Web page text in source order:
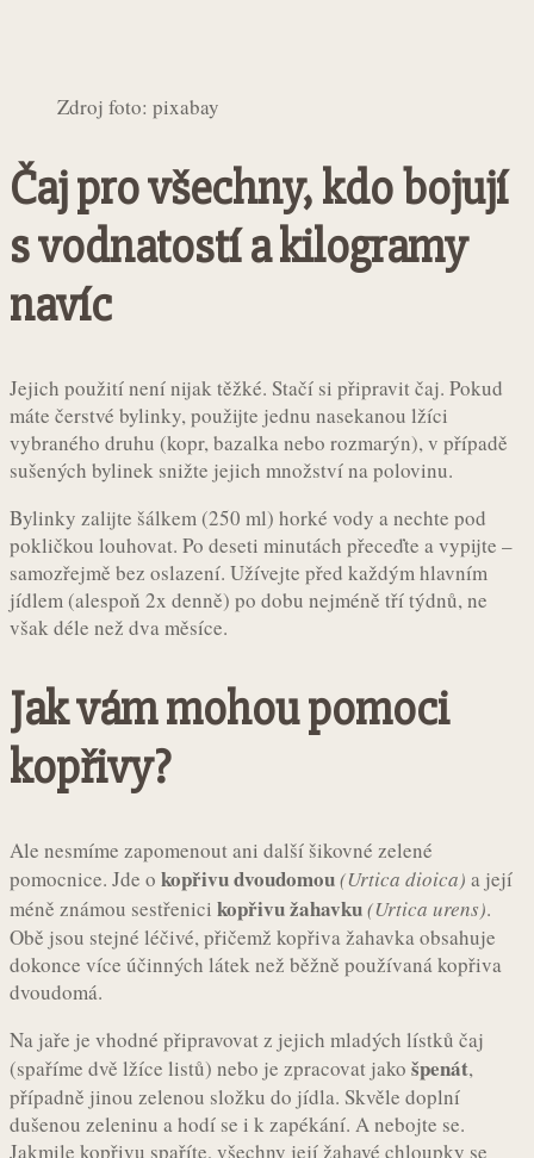
Zdroj foto: pixabay
Čaj pro všechny, kdo bojují
s vodnatostí a kilogramy
navíc
Jejich použití není nijak těžké. Stačí si připravit čaj. Pokud
máte čerstvé bylinky, použijte jednu nasekanou lžíci
vybraného druhu (kopr, bazalka nebo rozmarýn), v případě
sušených bylinek snižte jejich množství na polovinu.
Bylinky zalijte šálkem (250 ml) horké vody a nechte pod
pokličkou louhovat. Po deseti minutách přeceďte a vypijte –
samozřejmě bez oslazení. Užívejte před každým hlavním
jídlem (alespoň 2x denně) po dobu nejméně tří týdnů, ne
však déle než dva měsíce.
Jak vám mohou pomoci
kopřivy?
Ale nesmíme zapomenout ani další šikovné zelené
pomocnice. Jde o kopřivu dvoudomou(Urtica dioica) a její
méně známou sestřenici kopřivu žahavku(Urtica urens).
Obě jsou stejné léčivé, přičemž kopřiva žahavka obsahuje
dokonce více účinných látek než běžně používaná kopřiva
dvoudomá.
Na jaře je vhodné připravovat z jejich mladých lístků čaj
(spaříme dvě lžíce listů) nebo je zpracovat jako špenát,
případně jinou zelenou složku do jídla. Skvěle doplní
dušenou zeleninu a hodí se i k zapékání. A nebojte se.
Jakmile kopřivu spaříte, všechny její žahavé chloupky se